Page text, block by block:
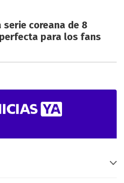
serie coreana de 8
para los fans